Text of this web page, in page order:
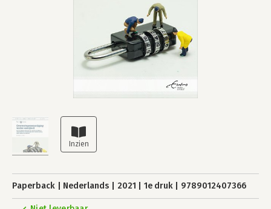
Paperback Nederlands 2021 1e druk 9789012407366